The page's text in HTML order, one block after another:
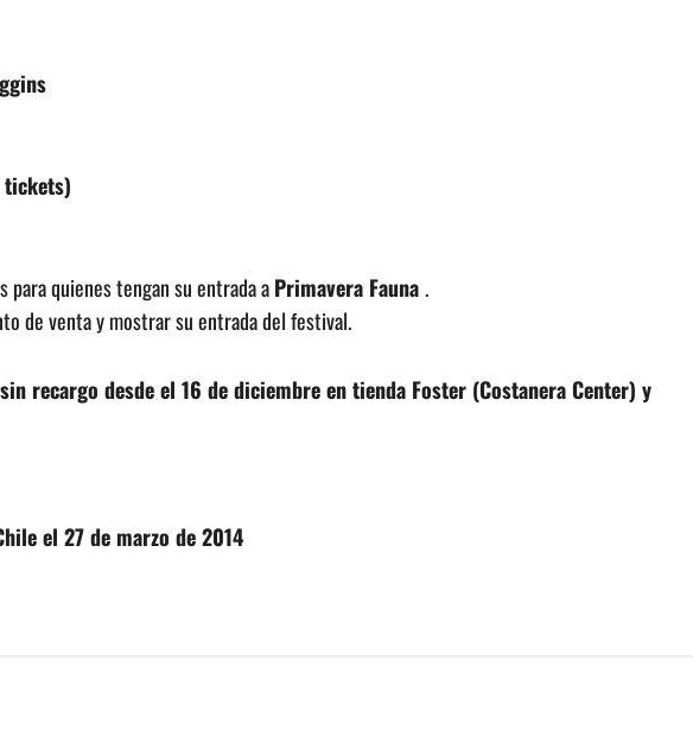
quienes tengan su entrada aPrimavera Fauna.
de venta y mostrar su entrada del festival.
recargo desde el 16 de diciembre en tienda Foster (Costanera Center) y
el 27 de marzo de 2014